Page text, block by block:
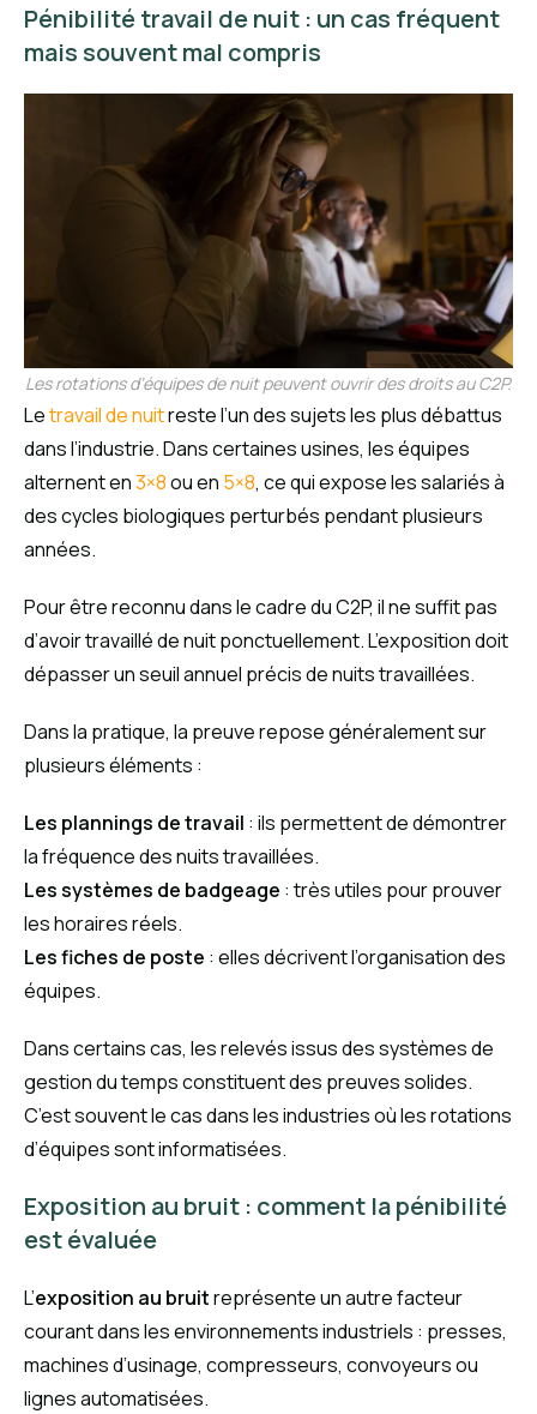
Pénibilité travail de nuit : un cas fréquent
mais souvent mal compris
Les rotations d’équipes de nuit peuvent ouvrir des droits au C2P.
Letravail de nuitreste l’un des sujets les plus débattus
dans l’industrie. Dans certaines usines, les équipes
alternent en3×8ou en 5×8, ce qui expose les salariés à
des cycles biologiques perturbés pendant plusieurs
années.
Pour être reconnu dans le cadre du C2P, il ne suffit pas
d’avoir travaillé de nuit ponctuellement. L’exposition doit
dépasser un seuil annuel précis de nuits travaillées.
Dans la pratique, la preuve repose généralement sur
plusieurs éléments :
Les plannings de travail : ils permettent de démontrer
la fréquence des nuits travaillées.
Les systèmes de badgeage : très utiles pour prouver
les horaires réels.
Les fiches de poste : elles décrivent l’organisation des
équipes.
Dans certains cas, les relevés issus des systèmes de
gestion du temps constituent des preuves solides.
C’est souvent le cas dans les industries où les rotations
d’équipes sont informatisées.
Exposition au bruit : comment la pénibilité
est évaluée
L’exposition au bruitreprésente un autre facteur
courant dans les environnements industriels : presses,
machines d’usinage, compresseurs, convoyeurs ou
lignes automatisées.